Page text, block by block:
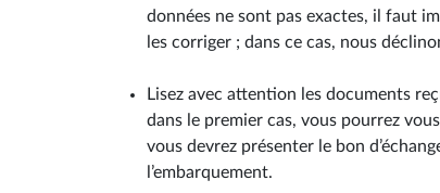
données ne sont pas exactes, il faut
les corriger ; dans ce cas, nous
Lisez avec attention les documents
dans le premier cas, vous pourrez
vous devrez présenter le bon
l’embarquement.